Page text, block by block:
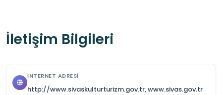
dikkat edilmelidir.
hâlinde ve öğretmen gözetiminde hareket
İletişim Bilgileri
İNTERNET ADRESI
http://www.sivaskulturturizm.gov.tr, www.sivas.gov.tr